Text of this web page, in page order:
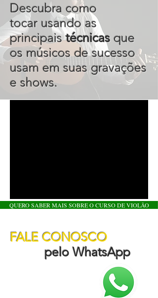
Descubra como
tocar usando as
principaistécnicas que
os músicos de sucesso
usam em suas gravações
e shows.
QUERO SABER MAIS SOBRE O CURSO DE VIOLÃO
FALE CONOSCO
pelo WhatsApp